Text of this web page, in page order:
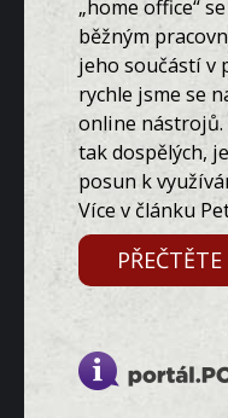
„home office“
běžným
jeho součástí v
rychle jsme se
online nástrojů.
tak dospělých,
posun k
Více v článku